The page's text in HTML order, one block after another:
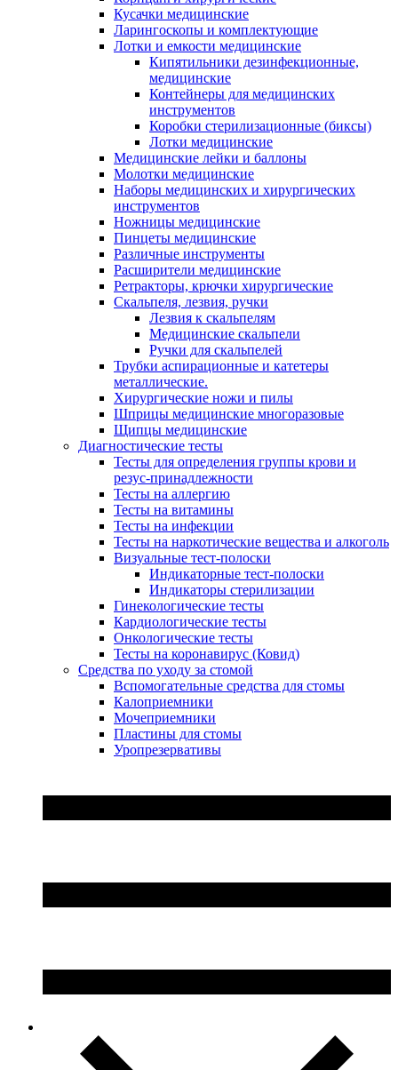
Кусачки медицинские
Ларингоскопы и комплектующие
Лотки и емкости медицинские
Кипятильники дезинфекционные,
медицинские
Контейнеры для медицинских
инструментов
Коробки стерилизационные (биксы)
Лотки медицинские
Медицинские лейки и баллоны
Молотки медицинские
Наборы медицинских и хирургических
инструментов
Ножницы медицинские
Пинцеты медицинские
Различные инструменты
Расширители медицинские
Ретракторы, крючки хирургические
Скальпеля, лезвия, ручки
Лезвия к скальпелям
Медицинские скальпели
Ручки для скальпелей
Трубки аспирационные и катетеры
металлические.
Хирургические ножи и пилы
Шприцы медицинские многоразовые
Щипцы медицинские
Диагностические тесты
Тесты для определения группы крови и
резус-принадлежности
Тесты на аллергию
Тесты на витамины
Тесты на инфекции
Тесты на наркотические вещества и алкоголь
Визуальные тест-полоски
Индикаторные тест-полоски
Индикаторы стерилизации
Гинекологические тесты
Кардиологические тесты
Онкологические тесты
Тесты на коронавирус (Ковид)
Средства по уходу за стомой
Вспомогательные средства для стомы
Калоприемники
Мочеприемники
Пластины для стомы
Уропрезервативы